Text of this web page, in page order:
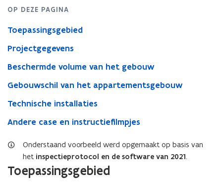
OP DEZE PAGINA
Toepassingsgebied
Projectgegevens
Beschermde volume van het gebouw
Gebouwschil van het appartementsgebouw
Technische installaties
Andere case en instructiefilmpjes
Onderstaand voorbeeld werd opgemaakt op basis van
het inspectieprotocol en de software van 2021.
Toepassingsgebied